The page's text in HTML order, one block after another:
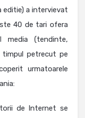
editie) a intervievat
40 de tari ofera
media (tendinte,
timpul petrecut pe
urmatoarele
de Internet se